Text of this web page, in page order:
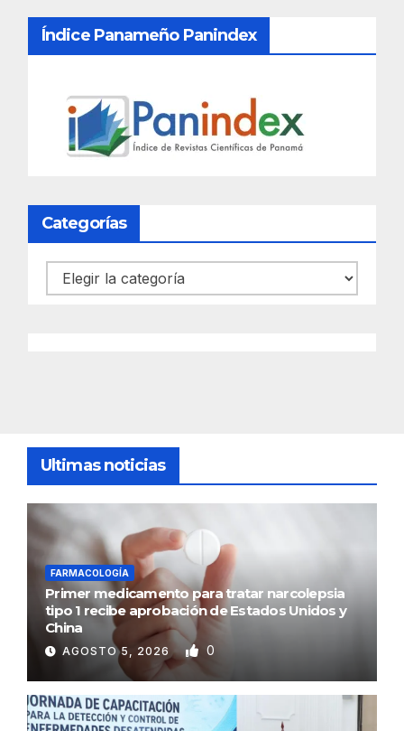
Índice Panameño Panindex
Categorías
Categorías
Ultimas noticias
FARMACOLOGÍA
Primer medicamento para tratar narcolepsia
tipo 1 recibe aprobación de Estados Unidos y
China
AGOSTO 5, 2026 0